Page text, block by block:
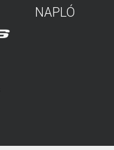
NAPLÓ